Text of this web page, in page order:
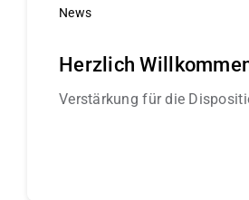
News
Herzlich
Verstärkung für die